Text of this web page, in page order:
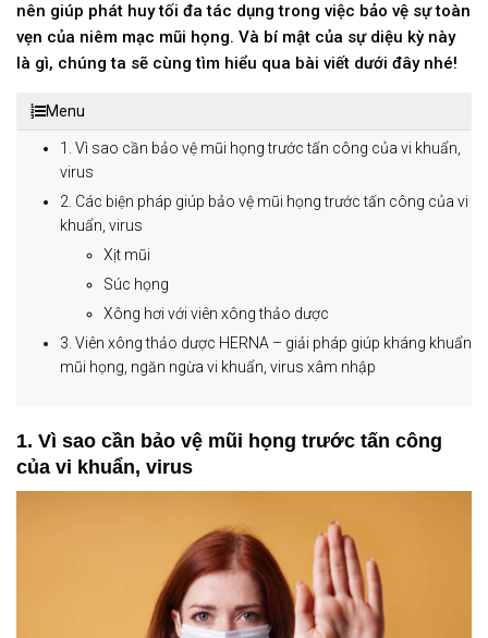
nên giúp phát huy tối đa tác dụng trong việc bảo vệ sự toàn
vẹn của niêm mạc mũi họng. Và bí mật của sự diệu kỳ này
là gì, chúng ta sẽ cùng tìm hiểu qua bài viết dưới đây nhé!
Menu
1. Vì sao cần bảo vệ mũi họng trước tấn công của vi khuẩn,
virus
2. Các biện pháp giúp bảo vệ mũi họng trước tấn công của vi
khuẩn, virus
Xịt mũi
Súc họng
Xông hơi với viên xông thảo dược
3. Viên xông thảo dược HERNA – giải pháp giúp kháng khuẩn
mũi họng, ngăn ngừa vi khuẩn, virus xâm nhập
1. Vì sao cần bảo vệ mũi họng trước tấn công
của vi khuẩn, virus